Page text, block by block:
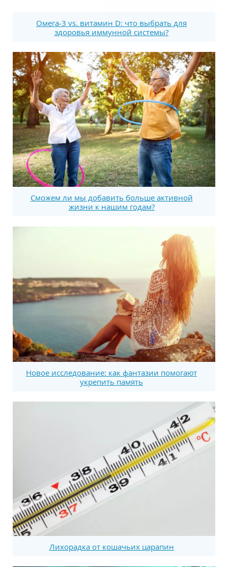
Омега-3 vs. витамин D: что выбрать для
здоровья иммунной системы?
Сможем ли мы добавить больше активной
жизни к нашим годам?
Новое исследование: как фантазии помогают
укрепить память
Лихорадка от кошачьих царапин